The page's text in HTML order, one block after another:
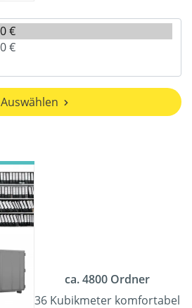
Auswählen
ca. 4800 Ordner
36 Kubikmeter komfortabel